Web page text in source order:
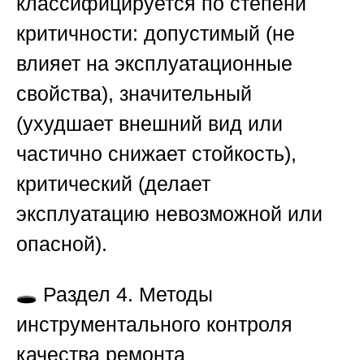
критичности: допустимый (не
влияет на эксплуатационные
свойства), значительный
(ухудшает внешний вид или
частично снижает стойкость),
критический (делает
эксплуатацию невозможной или
опасной).
🕳️ Раздел 4. Методы
инструментального контроля
качества ремонта